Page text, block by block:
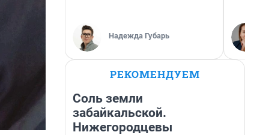
Надежда Губарь
РЕКОМЕНДУЕМ
Соль земли
забайкальской.
Нижегородцевы